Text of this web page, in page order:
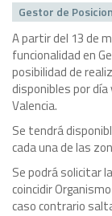
Gestor de
A partir del 13 de
funcionalidad en
posibilidad de
disponibles por día
Valencia.
Se tendrá
cada una de las
Se podrá solicitar
coincidir
caso contrario